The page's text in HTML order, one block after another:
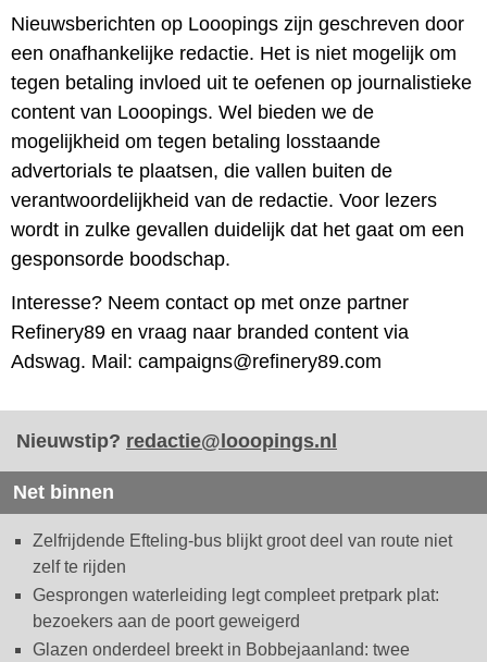
Nieuwsberichten op Looopings zijn geschreven door
een onafhankelijke redactie. Het is niet mogelijk om
tegen betaling invloed uit te oefenen op journalistieke
content van Looopings. Wel bieden we de
mogelijkheid om tegen betaling losstaande
advertorials te plaatsen, die vallen buiten de
verantwoordelijkheid van de redactie. Voor lezers
wordt in zulke gevallen duidelijk dat het gaat om een
gesponsorde boodschap.
Interesse? Neem contact op met onze partner
Refinery89 en vraag naar branded content via
Adswag. Mail: campaigns@refinery89.com
Nieuwstip? redactie@looopings.nl
Net binnen
Zelfrijdende Efteling-bus blijkt groot deel van route niet
zelf te rijden
Gesprongen waterleiding legt compleet pretpark plat:
bezoekers aan de poort geweigerd
Glazen onderdeel breekt in Bobbejaanland: twee